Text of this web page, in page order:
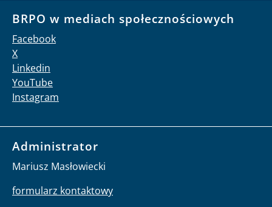
BRPO w mediach społecznościowych
Facebook
X
Linkedin
YouTube
Instagram
Administrator
Mariusz Masłowiecki
formularz kontaktowy